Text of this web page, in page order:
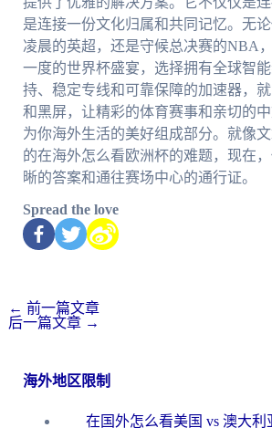
是连接一份文化归属和共同记忆。无
凌晨的英超，还是守候总决赛的NBA
一度的世界杯盛宴，选择拥有全球智
持、稳定专线和可靠保障的加速器，
和黑屏，让精彩的体育赛事和亲切的
为你海外生活的美好组成部分。就像
的在海外怎么看欧洲杯的难题，现在
晰的答案和通往赛场中心的通行证。
Spread the love
← 前一篇文章
后一篇文章 →
海外地区限制